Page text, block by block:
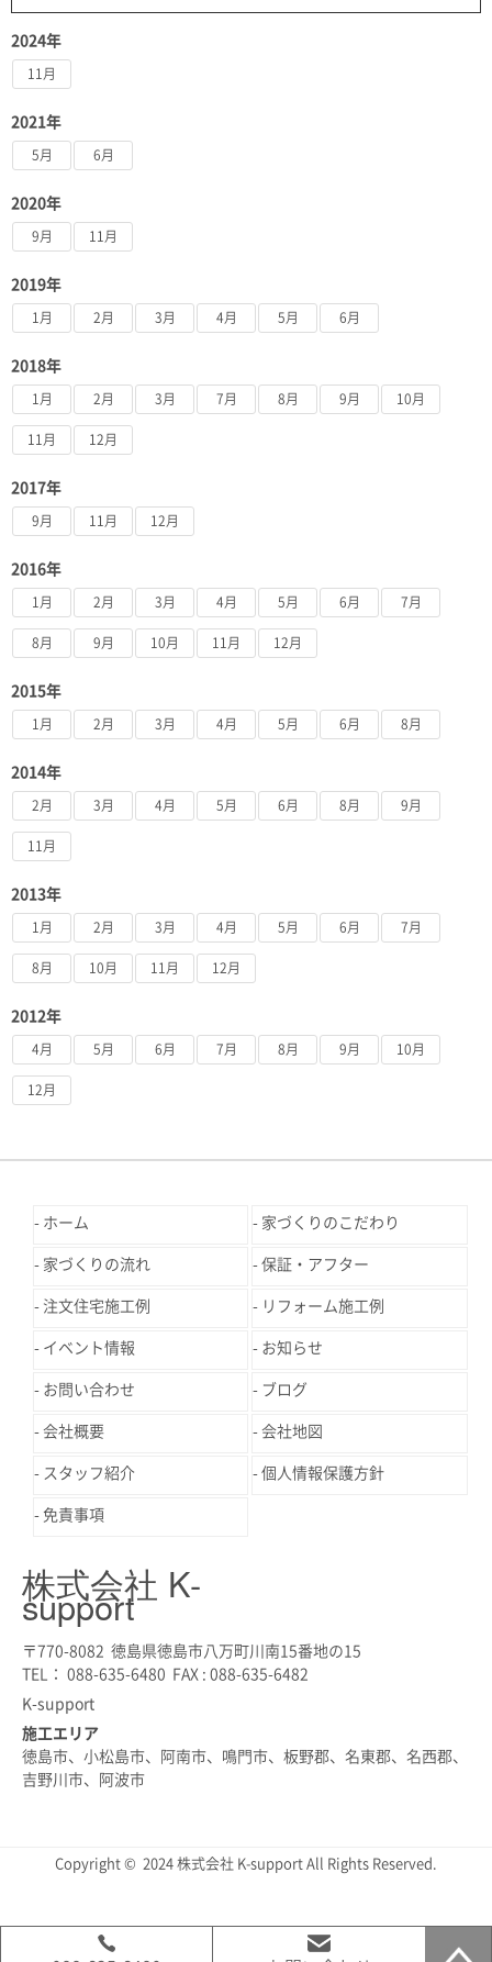
2024年
11月
2021年
5月 6月
2020年
9月 11月
2019年
1月 2月 3月 4月 5月 6月
2018年
1月 2月 3月 7月 8月 9月 10月
11月 12月
2017年
9月 11月 12月
2016年
1月 2月 3月 4月 5月 6月 7月
8月 9月 10月 11月 12月
2015年
1月 2月 3月 4月 5月 6月 8月
2014年
2月 3月 4月 5月 6月 8月 9月
11月
2013年
1月 2月 3月 4月 5月 6月 7月
8月 10月 11月 12月
2012年
4月 5月 6月 7月 8月 9月 10月
12月
ホーム 家づくりのこだわり
家づくりの流れ 保証・アフター
注文住宅施工例 リフォーム施工例
イベント情報 お知らせ
お問い合わせ ブログ
会社概要 会社地図
スタッフ紹介 個人情報保護方針
免責事項
株式会社 K-
support
〒770-8082 徳島県徳島市八万町川南15番地の15
TEL： 088-635-6480 FAX : 088-635-6482
K-support
施工エリア
徳島市、小松島市、阿南市、鳴門市、板野郡、名東郡、名西郡、
吉野川市、阿波市
Copyright © 2024 株式会社 K-support All Rights Reserved.